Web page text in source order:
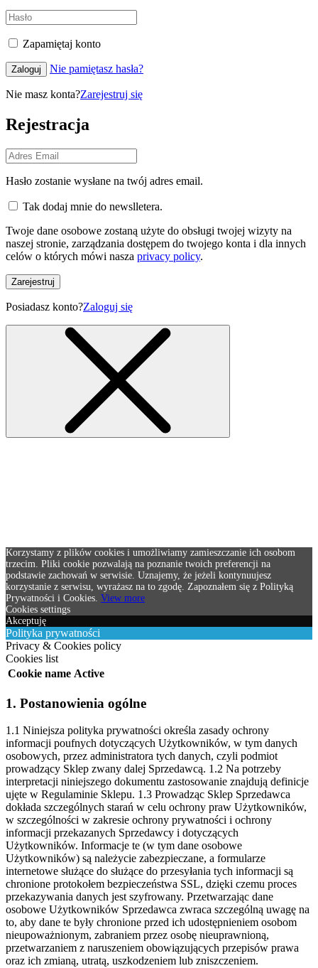
Zapamiętaj konto
Zaloguj Nie pamiętasz hasła?
Nie masz konta?Zarejestruj się
Rejestracja
Hasło zostanie wysłane na twój adres email.
Tak dodaj mnie do newslletera.
Twoje dane osobowe zostaną użyte do obsługi twojej wizyty na
naszej stronie, zarządzania dostępem do twojego konta i dla innych
celów o których mówi nasza privacy policy.
Zarejestruj
Posiadasz konto?Zaloguj się
Korzystamy z plików cookies i umożliwiamy zamieszczanie ich osobom
trzecim. Pliki cookie pozwalają na poznanie twoich preferencji na
podstawie zachowań w serwisie. Uznajemy, że jeżeli kontynuujesz
korzystanie z serwisu, wyrażasz na to zgodę. Zapoznałem się z Polityką
Prywatności i Cookies. View more
Cookies settings
Akceptuję
Polityka prywatności
Privacy & Cookies policy
Cookies list
Cookie name Active
1. Postanowienia ogólne
1.1 Niniejsza polityka prywatności określa zasady ochrony
informacji poufnych dotyczących Użytkowników, w tym danych
osobowych, przez administratora tych danych, czyli podmiot
prowadzący Sklep zwany dalej Sprzedawcą. 1.2 Na potrzeby
interpretacji niniejszego dokumentu zastosowanie znajdują definicje
ujęte w Regulaminie Sklepu. 1.3 Prowadząc Sklep Sprzedawca
dokłada szczególnych starań w celu ochrony praw Użytkowników,
w szczególności w zakresie ochrony prywatności i ochrony
informacji przekazanych Sprzedawcy i dotyczących
Użytkowników. Informacje te (w tym dane osobowe
Użytkowników) są należycie zabezpieczane, a formularze
internetowe służące do służące do przesyłania tych informacji są
chronione protokołem bezpieczeństwa SSL, dzięki czemu proces
przekazywania danych jest szyfrowany. Przetwarzając dane
osobowe Użytkowników Sprzedawca zwraca szczególną uwagę na
to, aby dane te były chronione przed ich udostępnieniem osobom
nieupoważnionym, zabraniem przez osobę nieuprawnioną,
przetwarzaniem z naruszeniem obowiązujących przepisów prawa
oraz ich zmianą, utratą, uszkodzeniem lub zniszczeniem.